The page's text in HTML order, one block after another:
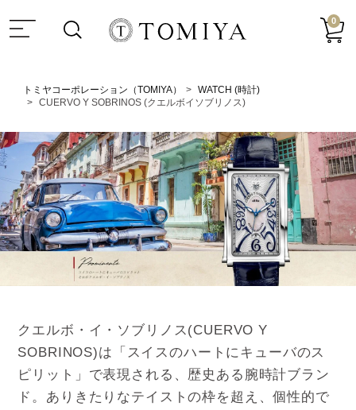
0
トミヤコーポレーション（TOMIYA）
WATCH (時計)
CUERVO Y SOBRINOS (クエルボイソブリノス)
クエルボ・イ・ソブリノス(CUERVO Y
SOBRINOS)は「スイスのハートにキューバのス
ピリット」で表現される、歴史ある腕時計ブラン
ド。ありきたりなテイストの枠を超え、個性的で